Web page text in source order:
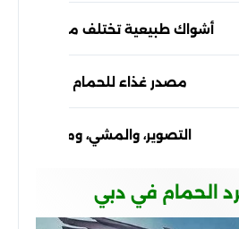
أشواك طبيعية تختلف من منطقة
مصدر غذاء للحمام ولجذب
التصوير، والمشي، ومراقبة
الحمام في دبي